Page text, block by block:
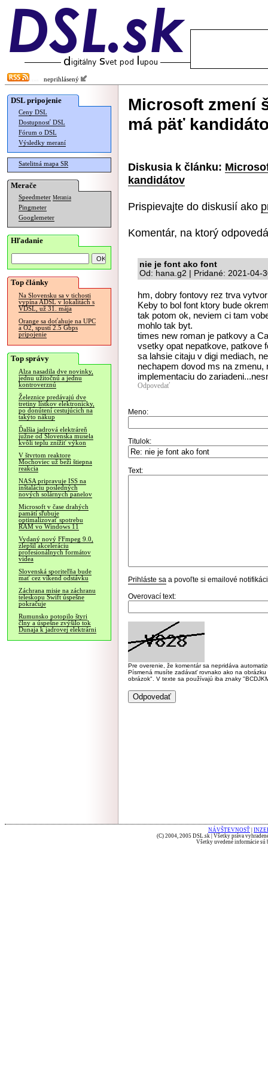
neprihlásený
DSL pripojenie
Ceny DSL
Dostupnosť DSL
Fórum o DSL
Výsledky meraní
Satelitná mapa SR
Merače
Speedmeter Merania
Pingmeter
Googlemeter
Hľadanie
Top články
Na Slovensku sa v tichosti
vypína ADSL v lokalitách s
VDSL, už 31. mája
Orange sa doťahuje na UPC
a O2, spustí 2.5 Gbps
pripojenie
Top správy
Alza nasadila dve novinky,
jednu užitočnú a jednu
kontroverznú
Železnice predávajú dve
tretiny lístkov elektronicky,
po donútení cestujúcich na
takýto nákup
Ďalšia jadrová elektráreň
južne od Slovenska musela
kvôli teplu znížiť výkon
V štvrtom reaktore
Mochoviec už beží štiepna
reakcia
NASA pripravuje ISS na
inštaláciu posledných
nových solárnych panelov
Microsoft v čase drahých
pamätí sľubuje
optimalizovať spotrebu
RAM vo Windows 11
Vydaný nový FFmpeg 9.0,
zlepšil akceleráciu
profesionálnych formátov
videa
Slovenská sporiteľňa bude
mať cez víkend odstávku
Záchrana misie na záchranu
teleskopu Swift úspešne
pokračuje
Rumunsko potopilo štyri
člny a úspešne zvýšilo tok
Dunaja k jadrovej elektrárni
Microsoft zmení
má päť
Diskusia k článku:
kandidátov
Prispievajte do diskusií ako
Komentár, na ktorý
nie je font ako font
Od: hana.g2 | Pridané: 2021-04-
hm, dobry fontovy rez trva
Keby to bol font ktory bude
tak potom ok, neviem ci tam
mohlo tak byt.
times new roman je patkovy a
vsetky opat nepatkove, patkove
sa lahsie citaju v digi mediach,
nechapem dovod ms na
implementaciu do
Odpovedať
Meno:
Titulok:
Text:
Prihláste sa a povoľte si emailové
Overovací text:
Pre overenie, že komentár sa nepridáva
Písmená musíte zadávať rovnako ako na
obrázok". V texte sa používajú iba znaky
NÁVŠTEVNOSŤ
(C) 2004, 2005 DSL.sk | Všetky práva
Všetky uvedené informácie sú